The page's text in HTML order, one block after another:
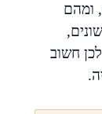
ומהם
חשוב